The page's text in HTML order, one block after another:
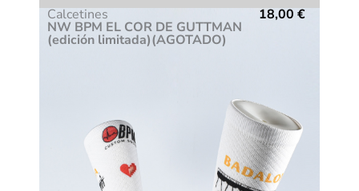
Calcetines
NW BPM EL COR DE GUTTMAN
(edición limitada)(AGOTADO)
18,00 €